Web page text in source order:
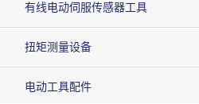
有线电动伺服传感器工具
扭矩测量设备
电动工具配件